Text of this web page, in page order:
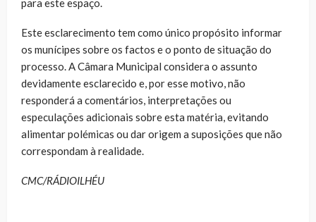
para este espaço.
Este esclarecimento tem como único propósito informar
os munícipes sobre os factos e o ponto de situação do
processo. A Câmara Municipal considera o assunto
devidamente esclarecido e, por esse motivo, não
responderá a comentários, interpretações ou
especulações adicionais sobre esta matéria, evitando
alimentar polémicas ou dar origem a suposições que não
correspondam à realidade.
CMC/RÁDIOILHÉU